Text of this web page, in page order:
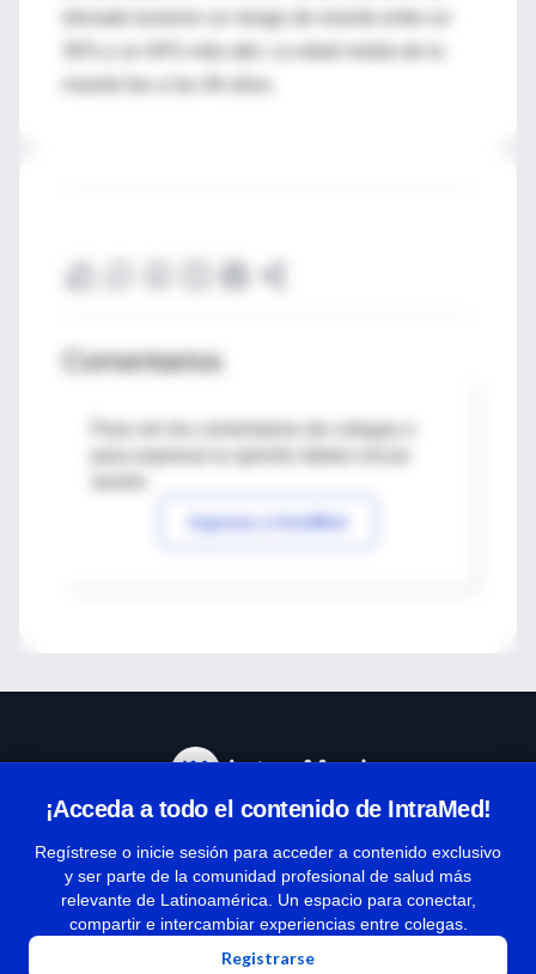
elevado tuvieron un riesgo de muerte entre un
Comentarios
Para ver los comentarios de colegas o
Ingresar a IntraMed
¡Acceda a todo el contenido de IntraMed!
Regístrese o inicie sesión para acceder a contenido exclusivo
y ser parte de la comunidad profesional de salud más
relevante de Latinoamérica. Un espacio para conectar,
compartir e intercambiar experiencias entre colegas.
Registrarse
Términos y condiciones
| Políticas de privacidad
| Todos los derechos reservados | Copyright 1997-2026